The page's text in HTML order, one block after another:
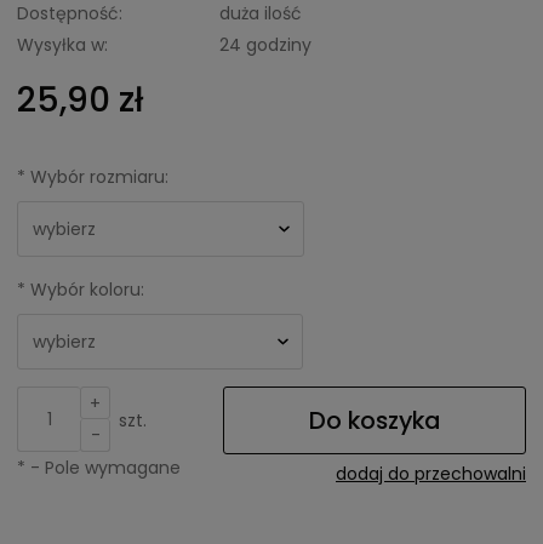
Dostępność:
duża ilość
Wysyłka w:
24 godziny
25,90 zł
* Wybór rozmiaru:
* Wybór koloru:
+
-
szt. Do koszyka
dodaj do przechowalni
* - Pole wymagane